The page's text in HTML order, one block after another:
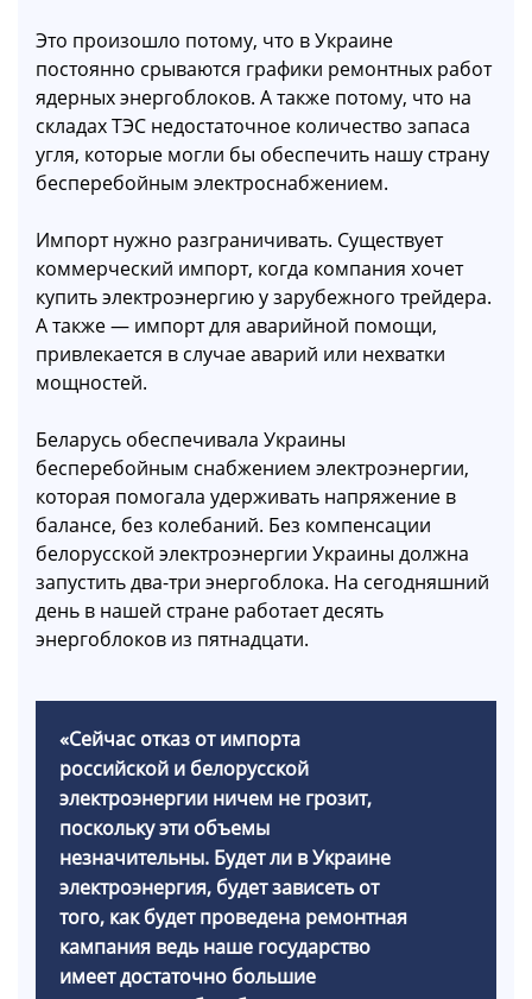
Это произошло потому, что в Украине
постоянно срываются графики ремонтных работ
ядерных энергоблоков. А также потому, что на
складах ТЭС недостаточное количество запаса
угля, которые могли бы обеспечить нашу страну
бесперебойным электроснабжением.
Импорт нужно разграничивать. Существует
коммерческий импорт, когда компания хочет
купить электроэнергию у зарубежного трейдера.
А также — импорт для аварийной помощи,
привлекается в случае аварий или нехватки
мощностей.
Беларусь обеспечивала Украины
бесперебойным снабжением электроэнергии,
которая помогала удерживать напряжение в
балансе, без колебаний. Без компенсации
белорусской электроэнергии Украины должна
запустить два-три энергоблока. На сегодняшний
день в нашей стране работает десять
энергоблоков из пятнадцати.
«Сейчас отказ от импорта
российской и белорусской
электроэнергии ничем не грозит,
поскольку эти объемы
незначительны. Будет ли в Украине
электроэнергия, будет зависеть от
того, как будет проведена ремонтная
кампания ведь наше государство
имеет достаточно большие